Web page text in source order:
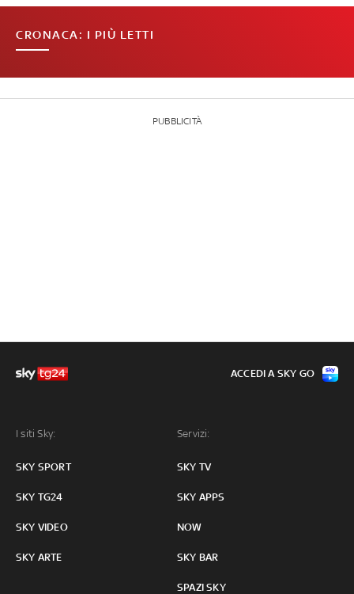
CRONACA: I PIÙ LETTI
PUBBLICITÀ
I siti Sky:
SKY SPORT
SKY TG24
SKY VIDEO
SKY ARTE
Servizi:
SKY TV
SKY APPS
NOW
SKY BAR
SPAZI SKY
ACCEDI A SKY GO